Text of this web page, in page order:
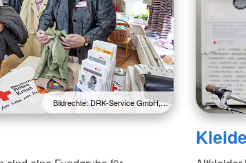
Bildrechte: DRK-Service GmbH,…